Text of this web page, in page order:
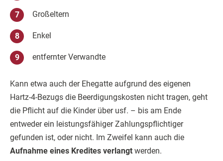
Großeltern
Enkel
entfernter Verwandte
Kann etwa auch der Ehegatte aufgrund des eigenen
Hartz-4-Bezugs die Beerdigungskosten nicht tragen, geht
die Pflicht auf die Kinder über usf. – bis am Ende
entweder ein leistungsfähiger Zahlungspflichtiger
gefunden ist, oder nicht. Im Zweifel kann auch die
Aufnahme eines Kredites verlangt werden.